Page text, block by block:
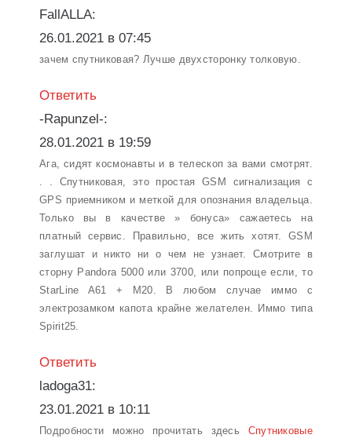
FallALLA:
26.01.2021 в 07:45
зачем спутниковая? Лучше двухсторонку толковую.
Ответить
-Rapunzel-:
28.01.2021 в 19:59
Ага, сидят космонавты и в телескоп за вами смотрят.
. . Спутниковая, это простая GSM сигнализация с
GPS приемником и меткой для опознания владельца.
Только вы в качестве » бонуса» сажаетесь на
платный сервис. Правильно, все жить хотят. GSM
заглушат и никто ни о чем не узнает. Смотрите в
сторну Pandora 5000 или 3700, или попроще если, то
StarLine A61 + M20. В любом случае иммо с
электрозамком капота крайне желателен. Иммо типа
Spirit25.
Ответить
ladoga31:
23.01.2021 в 10:11
Подробности можно прочитать здесь Спутниковые